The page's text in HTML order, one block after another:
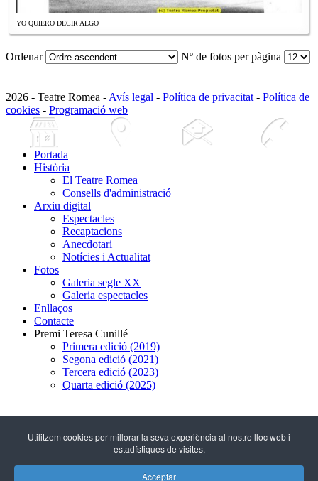
YO QUIERO DECIR ALGO
Ordenar Nº de fotos per pàgina
2026 - Teatre Romea - Avís legal - Política de privacitat - Política de
cookies - Programació web
Portada
Història
El Teatre Romea
Consells d'administració
Arxiu digital
Espectacles
Recaptacions
Anecdotari
Notícies i Actualitat
Fotos
Galeria segle XX
Galeria espectacles
Enllaços
Contacte
Premi Teresa Cunillé
Primera edició (2019)
Segona edició (2021)
Tercera edició (2023)
Quarta edició (2025)
(08001 - Barcelona)
Utilitzem cookies per millorar la seva experiència al nostre lloc web i
estadístiques de visites.
Acceptar